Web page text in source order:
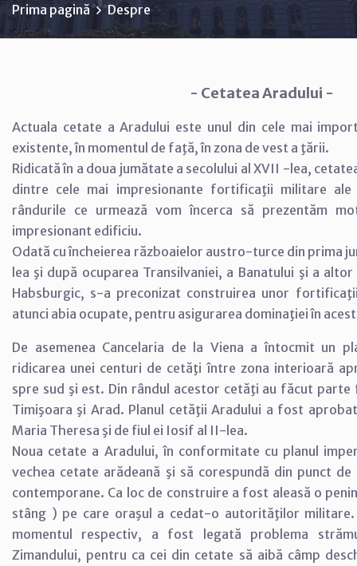
Prima pagină Despre
- Cetatea Aradului -
Actuala cetate a Aradului este unul din cele mai
existente, în momentul de faţă, în zona de vest a ţării.
Ridicată în a doua jumătate a secolului al XVII -lea,
dintre cele mai impresionante fortificaţii militare
rândurile ce urmează vom încerca să prezentăm
impresionant edificiu.
Odată cu încheierea războaielor austro-turce din prima
lea şi după ocuparea Transilvaniei, a Banatului şi a
Habsburgic, s-a preconizat construirea unor
atunci abia ocupate, pentru asigurarea dominaţiei în
De asemenea Cancelaria de la Viena a întocmit un
ridicarea unei centuri de cetăţi între zona interioară
spre sud şi est. Din rândul acestor cetăţi au făcut
Timişoara şi Arad. Planul cetăţii Aradului a fost
Maria Theresa şi de fiul ei Iosif al II-lea.
Noua cetate a Aradului, în conformitate cu planul
vechea cetate arădeană şi să corespundă din punct
contemporane. Ca loc de construire a fost aleasă o
stâng ) pe care oraşul a cedat-o autorităţilor
momentul respectiv, a fost legată problema
Zimandului, pentru ca cei din cetate să aibă câmp